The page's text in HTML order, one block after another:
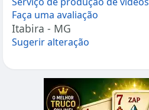
Faça uma avaliação
Itabira - MG
Sugerir alteração